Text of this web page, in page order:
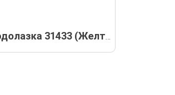
Боди водолазка 31433 (Желтая)